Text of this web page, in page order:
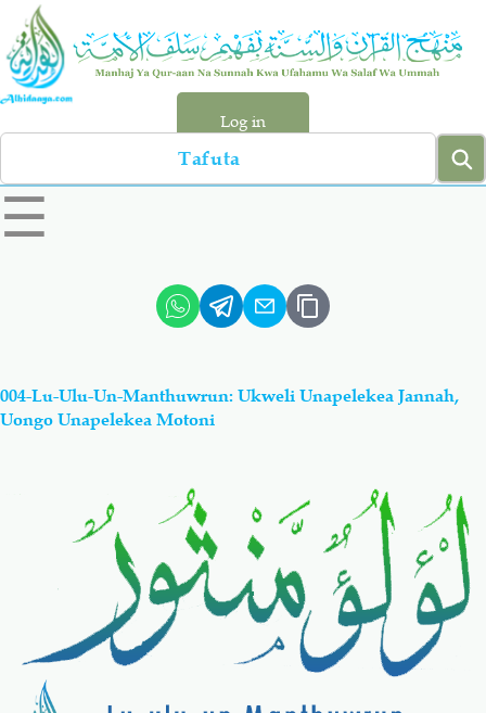
Skip
main
content
Log in
Search
left
sidebar
☰
Hadiyth
Aqiydah Manhaj
Salaf Wa Ummah Firaq-Makundi
Fiqh-Ibaadah Duaa-Adhkaar
Fataawa Za Ulamaa Kauli Za Salaf
004-Lu-Ulu-Un-Manthuwrun: Ukweli Unapelekea Jannah,
Uongo Unapelekea Motoni